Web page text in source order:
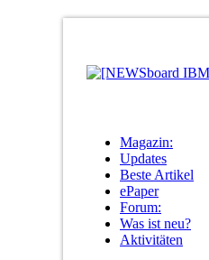
Magazin:
Updates
Beste Artikel
ePaper
Forum:
Was ist neu?
Aktivitäten